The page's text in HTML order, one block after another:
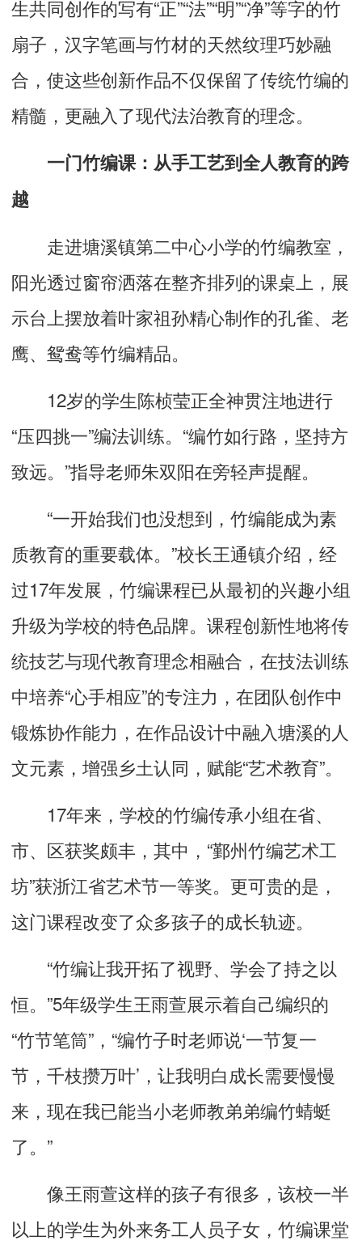
生共同创作的写有“正”“法”“明”“净”等字的竹
扇子，汉字笔画与竹材的天然纹理巧妙融
合，使这些创新作品不仅保留了传统竹编的
精髓，更融入了现代法治教育的理念。
一门竹编课：从手工艺到全人教育的跨
越
走进塘溪镇第二中心小学的竹编教室，
阳光透过窗帘洒落在整齐排列的课桌上，展
示台上摆放着叶家祖孙精心制作的孔雀、老
鹰、鸳鸯等竹编精品。
12岁的学生陈桢莹正全神贯注地进行
“压四挑一”编法训练。“编竹如行路，坚持方
致远。”指导老师朱双阳在旁轻声提醒。
“一开始我们也没想到，竹编能成为素
质教育的重要载体。”校长王通镇介绍，经
过17年发展，竹编课程已从最初的兴趣小组
升级为学校的特色品牌。课程创新性地将传
统技艺与现代教育理念相融合，在技法训练
中培养“心手相应”的专注力，在团队创作中
锻炼协作能力，在作品设计中融入塘溪的人
文元素，增强乡土认同，赋能“艺术教育”。
17年来，学校的竹编传承小组在省、
市、区获奖颇丰，其中，“鄞州竹编艺术工
坊”获浙江省艺术节一等奖。更可贵的是，
这门课程改变了众多孩子的成长轨迹。
“竹编让我开拓了视野、学会了持之以
恒。”5年级学生王雨萱展示着自己编织的
“竹节笔筒”，“编竹子时老师说‘一节复一
节，千枝攒万叶’，让我明白成长需要慢慢
来，现在我已能当小老师教弟弟编竹蜻蜓
了。”
像王雨萱这样的孩子有很多，该校一半
以上的学生为外来务工人员子女，竹编课堂